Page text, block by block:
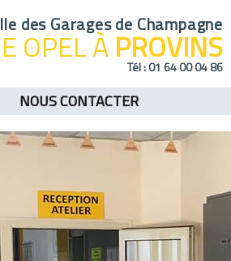
des Garages de Champagne
OPEL ÀPROVINS
Tél :01 64 00 04 86
NOUS CONTACTER